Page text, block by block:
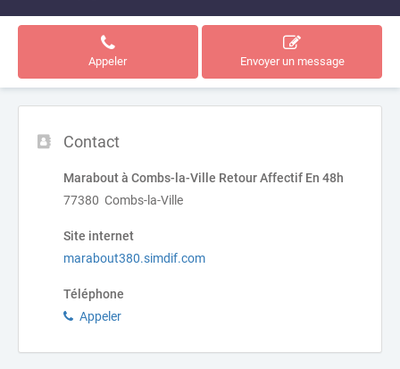
Appeler Envoyer un message
Contact
Marabout à Combs-la-Ville Retour Affectif En 48h
77380 Combs-la-Ville
Site internet
marabout380.simdif.com
Téléphone
Appeler